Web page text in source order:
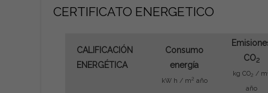
CERTIFICATO ENERGETICO
CALIFICACIÓN
ENERGÉTICA
Consumo
energía
kW h / m2 año
CO2
kg CO2 / m
año